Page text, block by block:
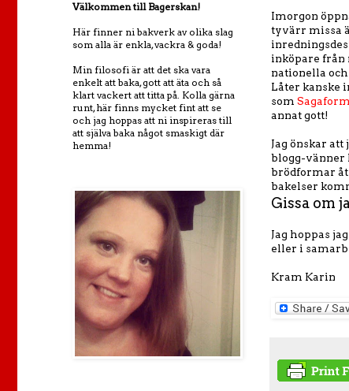
Imorgon
tyvärr missa
inköpare från
nationella
Låter kanske
som Sagaform
annat gott!
Jag önskar
blogg-vänner
brödformar åt
bakelser
Gissa om
Jag hoppas
eller i
Kram Karin
Välkommen till Bagerskan!
Här finner ni bakverk av olika slag
som alla är enkla, vackra & goda!
Min filosofi är att det ska vara
enkelt att baka, gott att äta och så
klart vackert att titta på. Kolla gärna
runt, här finns mycket fint att se
och jag hoppas att ni inspireras till
att själva baka något smaskigt där
hemma!